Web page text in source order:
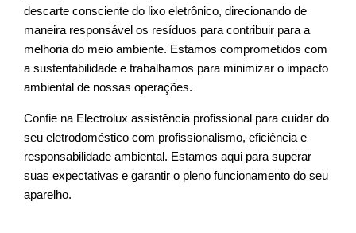
descarte consciente do lixo eletrônico, direcionando de
maneira responsável os resíduos para contribuir para a
melhoria do meio ambiente. Estamos comprometidos com
a sustentabilidade e trabalhamos para minimizar o impacto
ambiental de nossas operações.
Confie na Electrolux assistência profissional para cuidar do
seu eletrodoméstico com profissionalismo, eficiência e
responsabilidade ambiental. Estamos aqui para superar
suas expectativas e garantir o pleno funcionamento do seu
aparelho.